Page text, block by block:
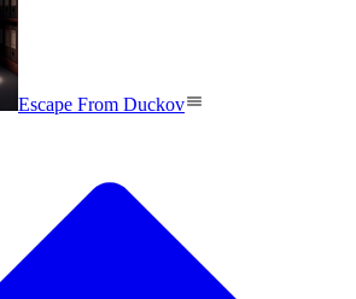
Escape From Duckov